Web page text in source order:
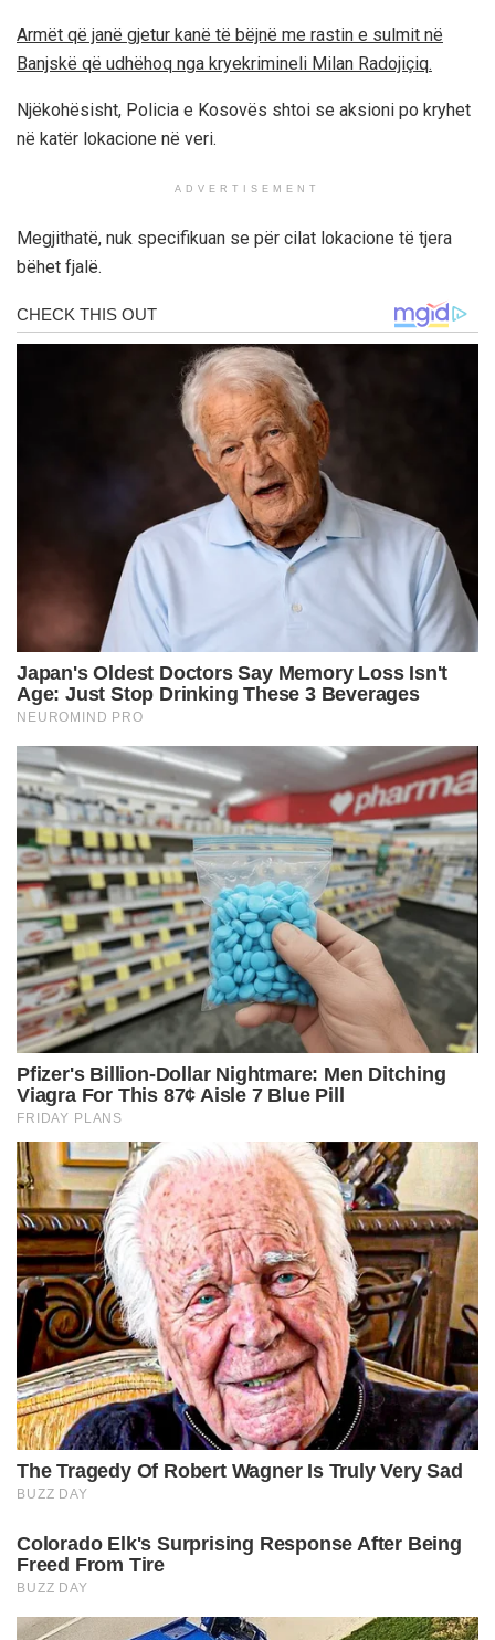
Armët që janë gjetur kanë të bëjnë me rastin e sulmit në
Banjskë që udhëhoq nga kryekrimineli Milan Radojiçiq.
Njëkohësisht, Policia e Kosovës shtoi se aksioni po kryhet
në katër lokacione në veri.
ADVERTISEMENT
Megjithatë, nuk specifikuan se për cilat lokacione të tjera
bëhet fjalë.